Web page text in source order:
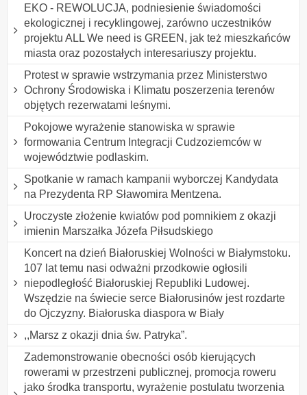
EKO - REWOLUCJA, podniesienie świadomości
ekologicznej i recyklingowej, zarówno uczestników
projektu ALL We need is GREEN, jak też mieszkańców
miasta oraz pozostałych interesariuszy projektu.
Protest w sprawie wstrzymania przez Ministerstwo
Ochrony Środowiska i Klimatu poszerzenia terenów
objętych rezerwatami leśnymi.
Pokojowe wyrażenie stanowiska w sprawie
formowania Centrum Integracji Cudzoziemców w
województwie podlaskim.
Spotkanie w ramach kampanii wyborczej Kandydata
na Prezydenta RP Sławomira Mentzena.
Uroczyste złożenie kwiatów pod pomnikiem z okazji
imienin Marszałka Józefa Piłsudskiego
Koncert na dzień Białoruskiej Wolności w Białymstoku.
107 lat temu nasi odważni przodkowie ogłosili
niepodległość Białoruskiej Republiki Ludowej.
Wszędzie na świecie serce Białorusinów jest rozdarte
do Ojczyzny. Białoruska diaspora w Biały
,,Marsz z okazji dnia św. Patryka”.
Zademonstrowanie obecności osób kierujących
rowerami w przestrzeni publicznej, promocja roweru
jako środka transportu, wyrażenie postulatu tworzenia